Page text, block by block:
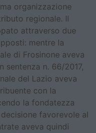
organizzazione
regionale. Il
attraverso due
mentre la
di Frosinone aveva
sentenza n. 66/2017,
del Lazio aveva
con la
la fondatezza
favorevole al
aveva quindi